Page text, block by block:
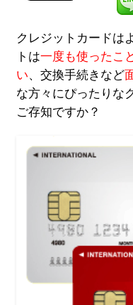
クレジットカードは
トは一度も使ったこ
い、交換手続きなど
な方々にぴったりな
ご存知ですか？